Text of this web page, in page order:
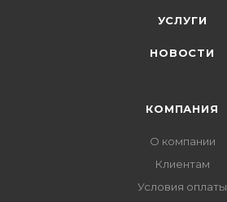
УСЛУГИ
НОВОСТИ
КОМПАНИЯ
О компании
Клиентам
Условия оплаты